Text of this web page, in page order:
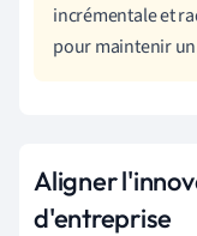
incrémentale et
pour maintenir
Aligner
d'entreprise